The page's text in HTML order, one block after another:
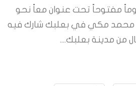
مفتوحاً تحت عنوان معاً نحو
مكي في بعلبك شارك فيه
من مدينة بعلبك....